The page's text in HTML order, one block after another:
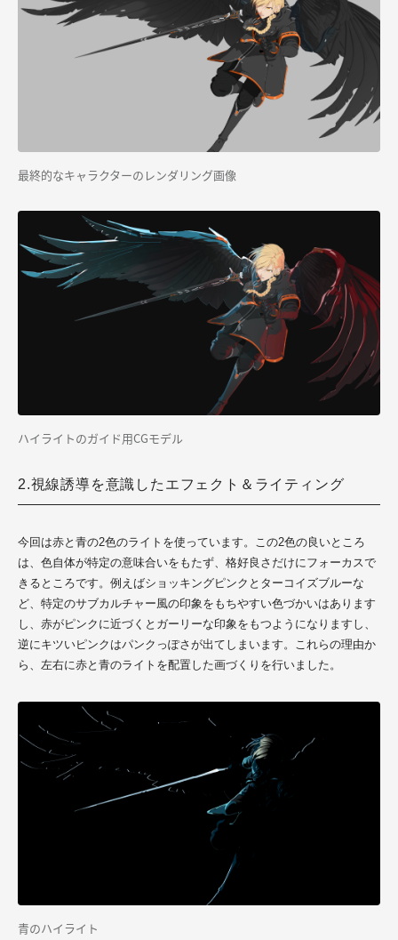
最終的なキャラクターのレンダリング画像
ハイライトのガイド用CGモデル
2.視線誘導を意識したエフェクト＆ライティング
今回は赤と青の2色のライトを使っています。この2色の良いところ
は、色自体が特定の意味合いをもたず、格好良さだけにフォーカスで
きるところです。例えばショッキングピンクとターコイズブルーな
ど、特定のサブカルチャー風の印象をもちやすい色づかいはあります
し、赤がピンクに近づくとガーリーな印象をもつようになりますし、
逆にキツいピンクはパンクっぽさが出てしまいます。これらの理由か
ら、左右に赤と青のライトを配置した画づくりを行いました。
青のハイライト